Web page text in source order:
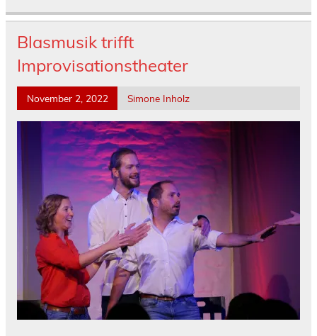
Blasmusik trifft
Improvisationstheater
November 2, 2022 Simone Inholz